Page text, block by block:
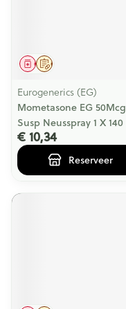
Op voorschrift
Geneesmiddel
Eurogenerics (EG)
Mometasone EG 50Mcg
Susp Neusspray 1 X 140
€ 10,34
Reserveer